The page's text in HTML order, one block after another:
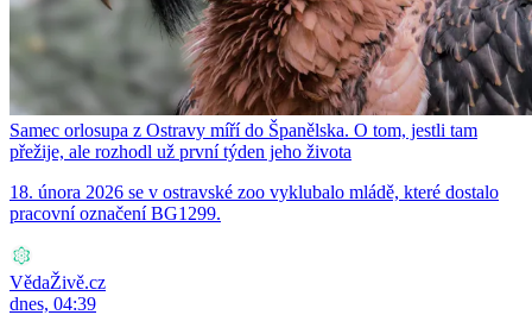
Samec orlosupa z Ostravy míří do Španělska. O tom, jestli tam
přežije, ale rozhodl už první týden jeho života
18. února 2026 se v ostravské zoo vyklubalo mládě, které dostalo
pracovní označení BG1299.
VědaŽivě.cz
dnes, 04:39